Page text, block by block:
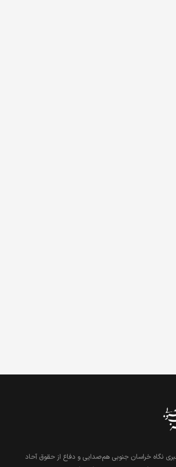
نگاه خراسان جنوبی هم‌صدایی و دفاع از حقوق آحاد